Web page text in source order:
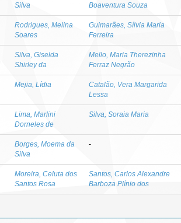
Silva
Boaventura Souza
Rodrigues, Melina
Soares
Guimarães, Sílvia Maria
Ferreira
Silva, Giselda
Shirley da
Mello, Maria Therezinha
Ferraz Negrão
Mejia, Lídia
Catalão, Vera Margarida
Lessa
Lima, Marlini
Dorneles de
Silva, Soraia Maria
Borges, Moema da
Silva
-
Moreira, Celuta dos
Santos Rosa
Santos, Carlos Alexandre
Barboza Plínio dos